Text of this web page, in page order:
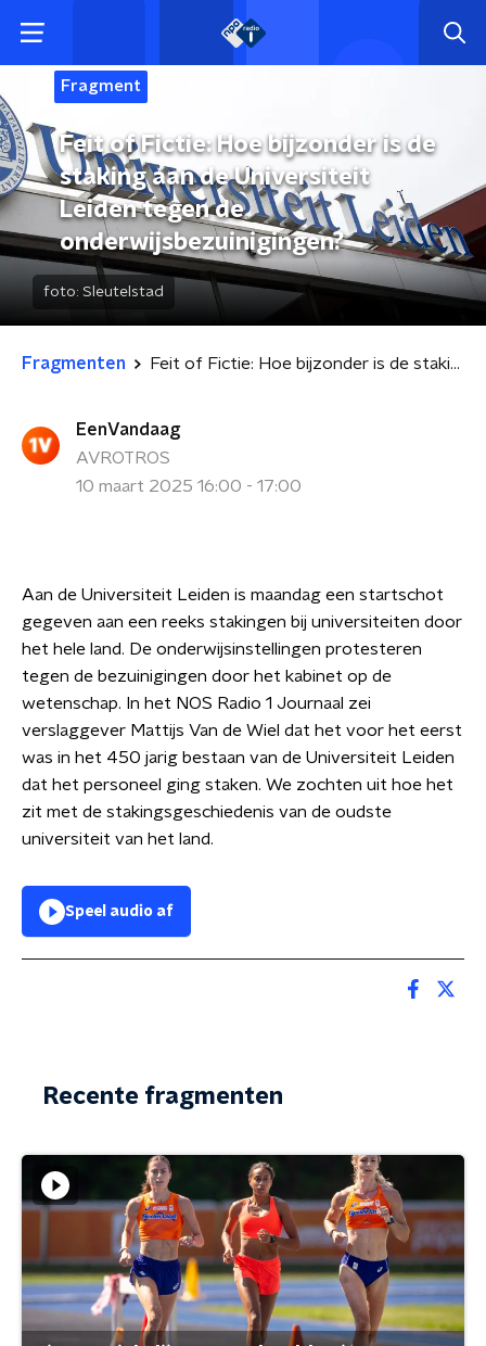
Fragment
Feit of Fictie: Hoe bijzonder is de
staking aan de Universiteit
Leiden tegen de
onderwijsbezuinigingen?
foto: Sleutelstad
Fragmenten Feit of Fictie: Hoe bijzonder is de staking aan de Universiteit Leiden tegen de onderwijsbezuinigingen?
EenVandaag
AVROTROS
10 maart 2025 16:00 - 17:00
Aan de Universiteit Leiden is maandag een startschot
gegeven aan een reeks stakingen bij universiteiten door
het hele land. De onderwijsinstellingen protesteren
tegen de bezuinigingen door het kabinet op de
wetenschap. In het NOS Radio 1 Journaal zei
verslaggever Mattijs Van de Wiel dat het voor het eerst
was in het 450 jarig bestaan van de Universiteit Leiden
dat het personeel ging staken. We zochten uit hoe het
zit met de stakingsgeschiedenis van de oudste
universiteit van het land.
Speel audio af
Recente fragmenten